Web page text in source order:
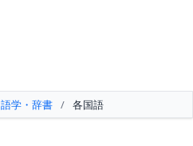
語学・辞書 / 各国語